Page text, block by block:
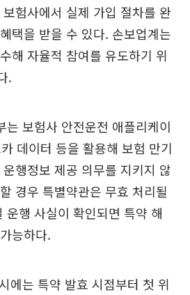
험사에서 실제 가입 절차를 완
택을 받을 수 있다. 손보업계는
해 자율적 참여를 유도하기 위
.
는 보험사 안전운전 애플리케이
데이터 등을 활용해 보험 만기
행정보 제공 의무를 지키지 않
경우 특별약관은 무효 처리될
운행 사실이 확인되면 특약 해
능하다.
에는 특약 발효 시점부터 첫 위